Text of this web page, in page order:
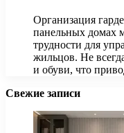
Организация
панельных домах
трудности для
жильцов. Не
и обуви, что
Свежие записи